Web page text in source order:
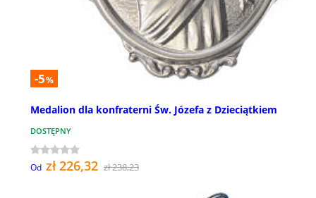
-5%
Medalion dla konfraterni Św. Józefa z Dzieciątkiem
DOSTĘPNY
Od zł 226,32 zł 238,23